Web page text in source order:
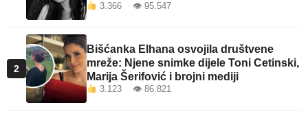
3.366 👁 95.547
2
Bišćanka Elhana osvojila društvene
mreže: Njene snimke dijele Toni Cetinski,
Marija Šerifović i brojni mediji
3.123 👁 86.821